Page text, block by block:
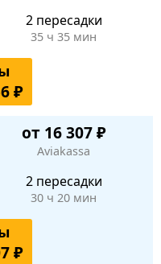
2 пересадки
35 ч 35 мин
₽
от 16 307 ₽
Aviakassa
2 пересадки
30 ч 20 мин
₽